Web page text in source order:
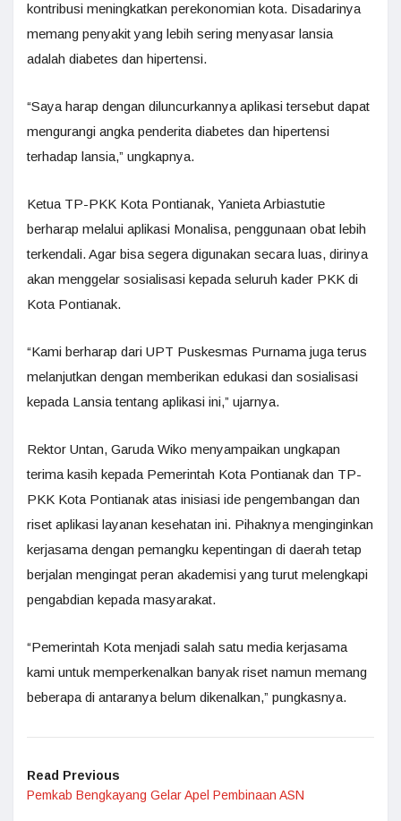
kontribusi meningkatkan perekonomian kota. Disadarinya
memang penyakit yang lebih sering menyasar lansia
adalah diabetes dan hipertensi.
“Saya harap dengan diluncurkannya aplikasi tersebut dapat
mengurangi angka penderita diabetes dan hipertensi
terhadap lansia,” ungkapnya.
Ketua TP-PKK Kota Pontianak, Yanieta Arbiastutie
berharap melalui aplikasi Monalisa, penggunaan obat lebih
terkendali. Agar bisa segera digunakan secara luas, dirinya
akan menggelar sosialisasi kepada seluruh kader PKK di
Kota Pontianak.
“Kami berharap dari UPT Puskesmas Purnama juga terus
melanjutkan dengan memberikan edukasi dan sosialisasi
kepada Lansia tentang aplikasi ini,” ujarnya.
Rektor Untan, Garuda Wiko menyampaikan ungkapan
terima kasih kepada Pemerintah Kota Pontianak dan TP-
PKK Kota Pontianak atas inisiasi ide pengembangan dan
riset aplikasi layanan kesehatan ini. Pihaknya menginginkan
kerjasama dengan pemangku kepentingan di daerah tetap
berjalan mengingat peran akademisi yang turut melengkapi
pengabdian kepada masyarakat.
“Pemerintah Kota menjadi salah satu media kerjasama
kami untuk memperkenalkan banyak riset namun memang
beberapa di antaranya belum dikenalkan,” pungkasnya.
Read Previous
Pemkab Bengkayang Gelar Apel Pembinaan ASN